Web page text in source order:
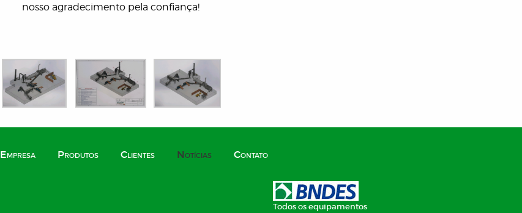
nosso agradecimento pela confiança!
Empresa Produtos Clientes Notícias Contato
Todos os equipamentos